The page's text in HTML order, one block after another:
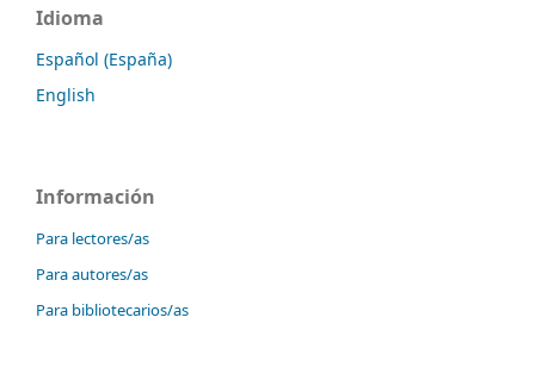
Idioma
Español (España)
English
Información
Para lectores/as
Para autores/as
Para bibliotecarios/as